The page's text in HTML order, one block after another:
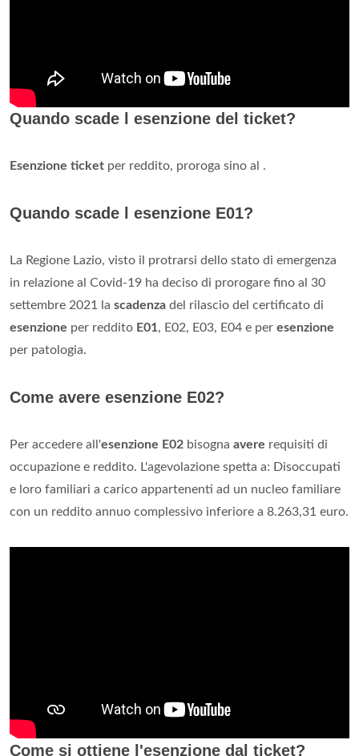
Quando scade l esenzione del ticket?
Esenzione ticket per reddito, proroga sino al .
Quando scade l esenzione E01?
La Regione Lazio, visto il protrarsi dello stato di emergenza
in relazione al Covid-19 ha deciso di prorogare fino al 30
settembre 2021 la scadenza del rilascio del certificato di
esenzione per reddito E01, E02, E03, E04 e per esenzione
per patologia.
Come avere esenzione E02?
Per accedere all'esenzione E02 bisogna avere requisiti di
occupazione e reddito. L'agevolazione spetta a: Disoccupati
e loro familiari a carico appartenenti ad un nucleo familiare
con un reddito annuo complessivo inferiore a 8.263,31 euro.
Come si ottiene l'esenzione dal ticket?